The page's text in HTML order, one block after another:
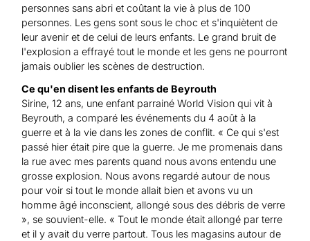
personnes sans abri et coûtant la vie à plus de 100
personnes. Les gens sont sous le choc et s'inquiètent de
leur avenir et de celui de leurs enfants. Le grand bruit de
l'explosion a effrayé tout le monde et les gens ne pourront
jamais oublier les scènes de destruction.
Ce qu'en disent les enfants de Beyrouth
Sirine, 12 ans, une enfant parrainé World Vision qui vit à
Beyrouth, a comparé les événements du 4 août à la
guerre et à la vie dans les zones de conflit. « Ce qui s'est
passé hier était pire que la guerre. Je me promenais dans
la rue avec mes parents quand nous avons entendu une
grosse explosion. Nous avons regardé autour de nous
pour voir si tout le monde allait bien et avons vu un
homme âgé inconscient, allongé sous des débris de verre
», se souvient-elle. « Tout le monde était allongé par terre
et il y avait du verre partout. Tous les magasins autour de